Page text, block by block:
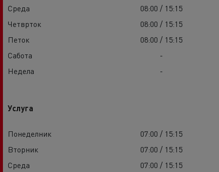
Среда
08:00 / 15:15
Четврток
08:00 / 15:15
Петок
08:00 / 15:15
Сабота
-
Недела
-
Услуга
Понеделник
07:00 / 15:15
Вторник
07:00 / 15:15
Среда
07:00 / 15:15